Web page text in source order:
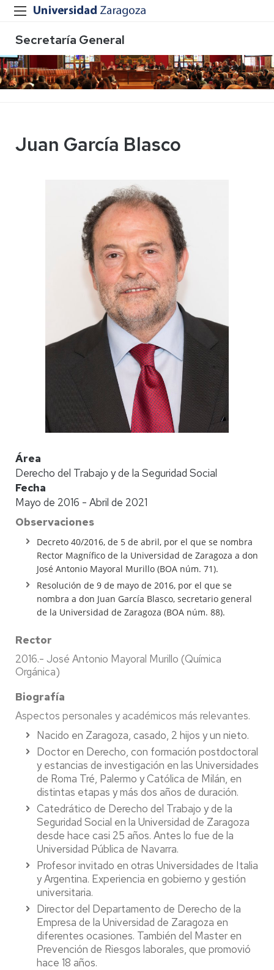
Secretaría General
Juan García Blasco
Área
Derecho del Trabajo y de la Seguridad Social
Fecha
Mayo de 2016 - Abril de 2021
Observaciones
Decreto 40/2016, de 5 de abril, por el que se nombra
Rector Magnífico de la Universidad de Zaragoza a don
José Antonio Mayoral Murillo (BOA núm. 71).
Resolución de 9 de mayo de 2016, por el que se
nombra a don Juan García Blasco, secretario general
de la Universidad de Zaragoza (BOA núm. 88).
Rector
2016.- José Antonio Mayoral Murillo (Química
Orgánica)
Biografía
Aspectos personales y académicos más relevantes.
Nacido en Zaragoza, casado, 2 hijos y un nieto.
Doctor en Derecho, con formación postdoctoral
y estancias de investigación en las Universidades
de Roma Tré, Palermo y Católica de Milán, en
distintas etapas y más dos años de duración.
Catedrático de Derecho del Trabajo y de la
Seguridad Social en la Universidad de Zaragoza
desde hace casi 25 años. Antes lo fue de la
Universidad Pública de Navarra.
Profesor invitado en otras Universidades de Italia
y Argentina. Experiencia en gobierno y gestión
universitaria.
Director del Departamento de Derecho de la
Empresa de la Universidad de Zaragoza en
diferentes ocasiones. También del Master en
Prevención de Riesgos laborales, que promovió
hace 18 años.